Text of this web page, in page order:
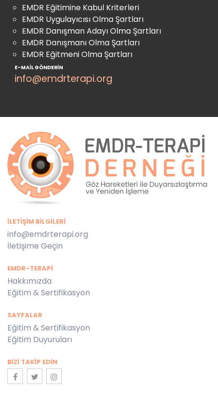
EMDR Eğitimine Kabul Kriterleri
EMDR Uygulayıcısı Olma Şartları
EMDR Danışman Adayı Olma Şartları
EMDR Danışmanı Olma Şartları
EMDR Eğitmeni Olma Şartları
E-MAIL GÖNDERIN
info@emdrterapi.org
İLETIŞIM BILGILERI
info@emdrterapi.org
İletişime Geçin
EMDR-TERAPİ
Hakkımızda
Eğitim & Sertifikasyon
SAYFALAR
Eğitim & Sertifikasyon
Eğitim Duyuruları
BIZI TAKIP EDIN